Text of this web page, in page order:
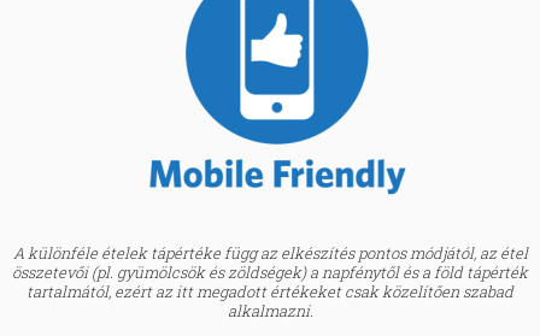
A különféle ételek tápértéke függ az elkészítés pontos módjától, az étel
összetevői (pl. gyümölcsök és zöldségek) a napfénytől és a föld tápérték
tartalmától, ezért az itt megadott értékeket csak közelítően szabad
alkalmazni.